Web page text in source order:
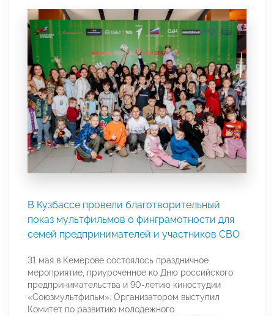
В Кузбассе провели благотворительный
показ мультфильмов о финграмотности для
семей предпринимателей и участников СВО
31 мая в Кемерове состоялось праздничное
мероприятие, приуроченное ко Дню российского
предпринимательства и 90-летию киностудии
«Союзмультфильм». Организатором выступил
Комитет по развитию молодежного